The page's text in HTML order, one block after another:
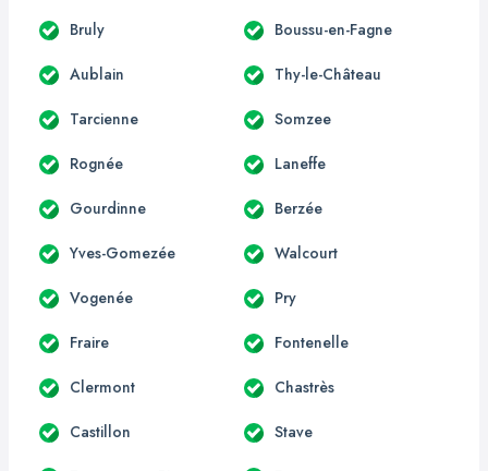
Bruly Boussu-en-Fagne
Aublain Thy-le-Château
Tarcienne Somzee
Rognée Laneffe
Gourdinne Berzée
Yves-Gomezée Walcourt
Vogenée Pry
Fraire Fontenelle
Clermont Chastrès
Castillon Stave